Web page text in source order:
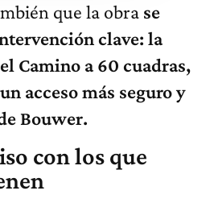
que la obra se
clave: la
Camino a 60 cuadras,
acceso más seguro y
Bouwer.
con los que